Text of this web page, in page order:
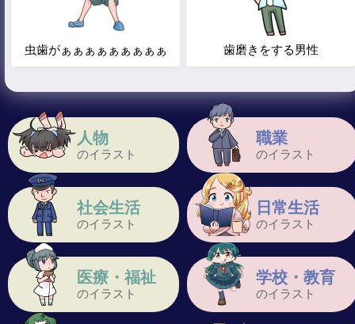
人物
のイラスト
職業
のイラスト
社会生活
のイラスト
日常生活
のイラスト
医療・福祉
のイラスト
学校・教育
のイラスト
虫歯がぁぁぁぁぁぁぁぁぁ 歯磨きをする男性